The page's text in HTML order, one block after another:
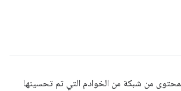
من شبكة من الخوادم التي تم تحسينها